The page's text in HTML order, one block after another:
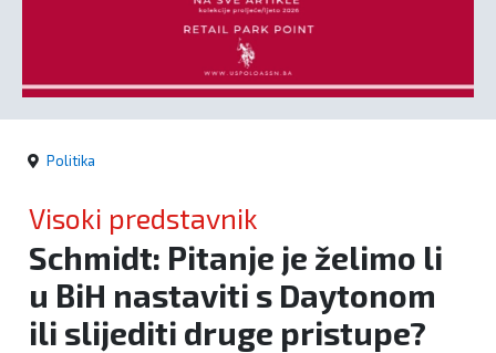
Crna
kronika
Politika
Zanimljivosti
Politika
Visoki predstavnik
Schmidt: Pitanje je želimo li
u BiH nastaviti s Daytonom
ili slijediti druge pristupe?